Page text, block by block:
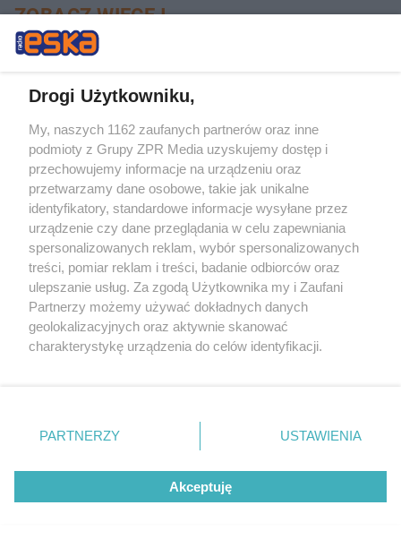
ZOBACZ WIĘCEJ
Drogi Użytkowniku,
My, naszych 1162 zaufanych partnerów oraz inne
podmioty z Grupy ZPR Media uzyskujemy dostęp i
przechowujemy informacje na urządzeniu oraz
przetwarzamy dane osobowe, takie jak unikalne
identyfikatory, standardowe informacje wysyłane przez
urządzenie czy dane przeglądania w celu zapewniania
spersonalizowanych reklam, wybór spersonalizowanych
treści, pomiar reklam i treści, badanie odbiorców oraz
ulepszanie usług. Za zgodą Użytkownika my i Zaufani
Partnerzy możemy używać dokładnych danych
geolokalizacyjnych oraz aktywnie skanować
charakterystykę urządzenia do celów identyfikacji.
zmienić/wycofać klikając przycisk ustawień prywatności
znajdujący się w lewym dolnym rogu strony
rodzaje przetwarzania danych nie wymagają zgody
użytkownika, ale masz prawo sprzeciwić się takiemu
przetwarzaniu. Preferencje będą miały zastosowanie tylko
PARTNERZY USTAWIENIA
Akceptuję